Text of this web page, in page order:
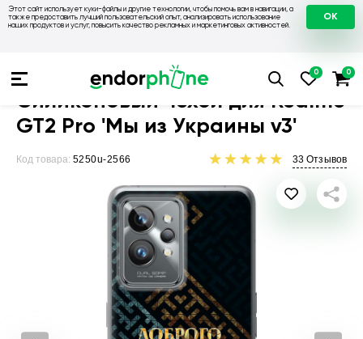
Этот сайт использует куки-файлы и другие технологии, чтобы помочь вам в навигации, а
также предоставить лучший пользовательский опыт, анализировать использование
наших продуктов и услуг, повысить качество рекламных и маркетинговых активностей.
OK
Чехлы на Realme Чехол для
Силиконовый чехол для Realme
GT2 Pro 'Мы из Украины v3'
Код товара: 5250u-2566 33 Отзывов